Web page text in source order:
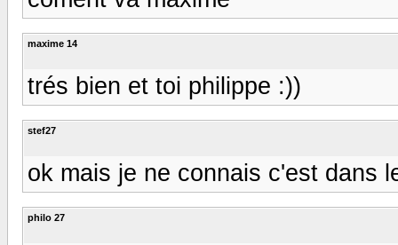
maxime 14
trés bien et toi philippe :))
stef27
ok mais je ne connais c'est dans
philo 27